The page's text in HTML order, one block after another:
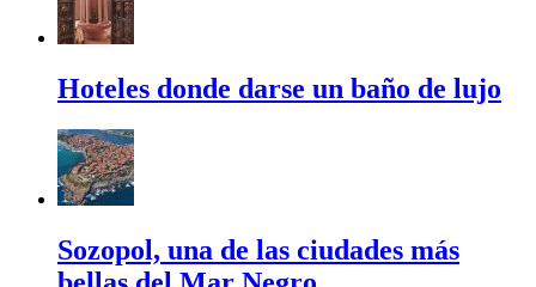
Hoteles donde darse un baño de lujo
Sozopol, una de las ciudades más